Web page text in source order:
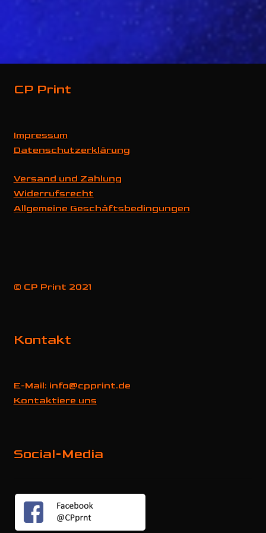
Varianten
auf.
CP Print
Impressum
Datenschutzerklärung
Versand und Zahlung
Widerrufsrecht
Allgemeine Geschäftsbedingungen
© CP Print 2021
Kontakt
E-Mail: info@cpprint.de
Kontaktiere uns
Social-Media